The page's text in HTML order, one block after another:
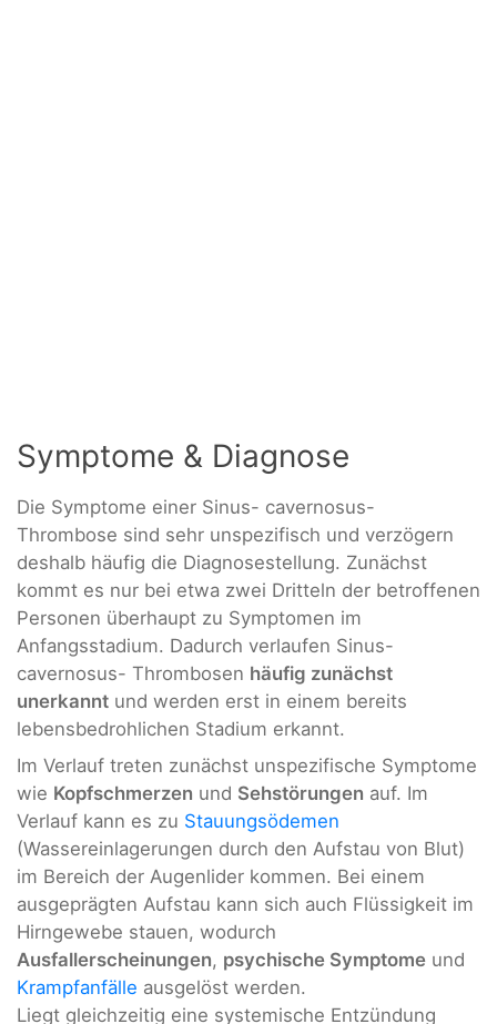
Symptome & Diagnose
Die Symptome einer Sinus- cavernosus-
Thrombose sind sehr unspezifisch und verzögern
deshalb häufig die Diagnosestellung. Zunächst
kommt es nur bei etwa zwei Dritteln der betroffenen
Personen überhaupt zu Symptomen im
Anfangsstadium. Dadurch verlaufen Sinus-
cavernosus- Thrombosen häufig zunächst
unerkannt und werden erst in einem bereits
lebensbedrohlichen Stadium erkannt.
Im Verlauf treten zunächst unspezifische Symptome
wie Kopfschmerzen und Sehstörungen auf. Im
Verlauf kann es zu Stauungsödemen
(Wassereinlagerungen durch den Aufstau von Blut)
im Bereich der Augenlider kommen. Bei einem
ausgeprägten Aufstau kann sich auch Flüssigkeit im
Hirngewebe stauen, wodurch
Ausfallerscheinungen, psychische Symptome und
Krampfanfälle ausgelöst werden.
Liegt gleichzeitig eine systemische Entzündung